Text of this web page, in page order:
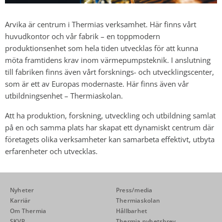
Arvika är centrum i Thermias verksamhet. Här finns vårt
huvudkontor och vår fabrik – en toppmodern
produktionsenhet som hela tiden utvecklas för att kunna
möta framtidens krav inom värmepumpsteknik. I anslutning
till fabriken finns även vårt forsknings- och utvecklingscenter,
som är ett av Europas modernaste. Här finns även vår
utbildningsenhet – Thermiaskolan.
Att ha produktion, forskning, utveckling och utbildning samlat
på en och samma plats har skapat ett dynamiskt centrum där
företagets olika verksamheter kan samarbeta effektivt, utbyta
erfarenheter och utvecklas.
Nyheter
Press/media
Karriär
Thermiaskolan
Om Thermia
Hållbarhet